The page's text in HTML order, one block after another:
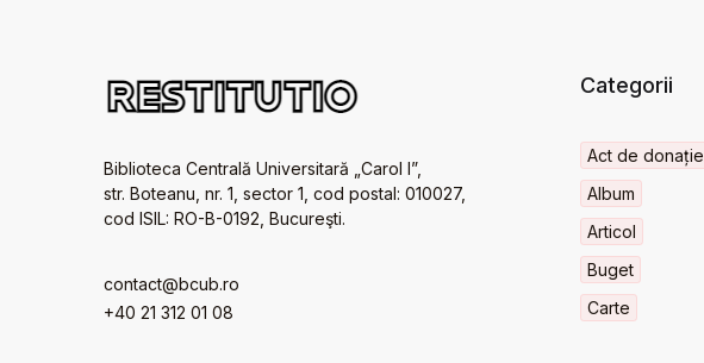
Biblioteca Centrală Universitară „Carol I”,
str. Boteanu, nr. 1, sector 1, cod postal: 010027,
cod ISIL: RO-B-0192, Bucureşti.
contact@bcub.ro
+40 21 312 01 08
Categorii
Act de donație
Album
Articol
Buget
Carte